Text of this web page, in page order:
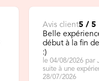
Avis client5 / 5
Belle
début à la fin
:)
le 04/08/2026 par
suite à une
28/07/2026